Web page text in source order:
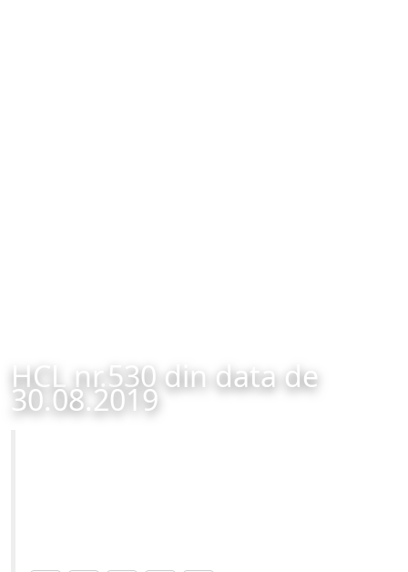
HCL nr.530 din data de
30.08.2019